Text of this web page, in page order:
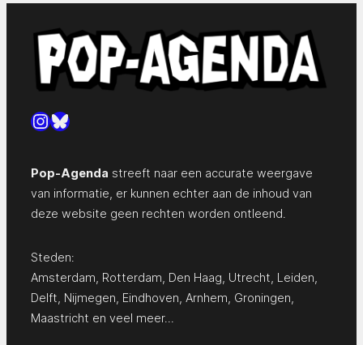
Instagram
Bluesky
Pop-Agenda streeft naar een accurate weergave
van informatie, er kunnen echter aan de inhoud van
deze website geen rechten worden ontleend.
Steden:
Amsterdam Rotterdam Den Haag Utrecht Leiden
Delft Nijmegen Eindhoven Arnhem Groningen
Maastricht en veel meer…